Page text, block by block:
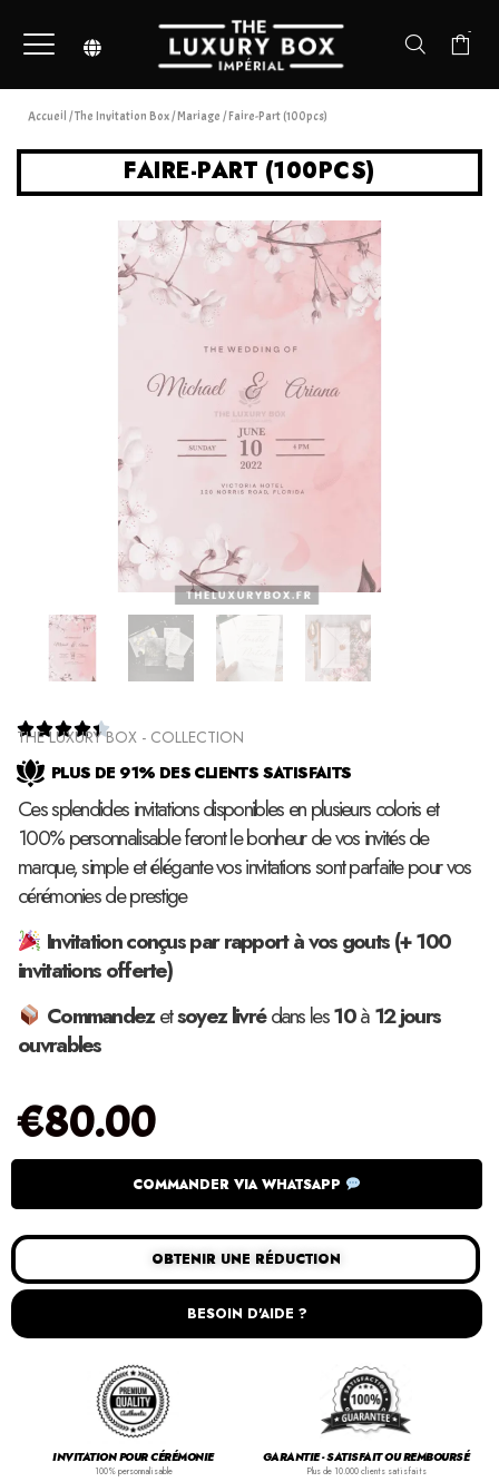
-
Accueil /The Invitation Box/Mariage / Faire-Part (100pcs)
FAIRE-PART (100PCS)

THE LUXURY BOX - COLLECTION
PLUS DE 91% DES CLIENTS SATISFAITS
Ces splendides invitations disponibles en plusieurs coloris et
100% personnalisable feront le bonheur de vos invités de
marque, simple et élégante vos invitations sont parfaite pour vos
cérémonies de prestige
Invitation conçus par rapport à vos gouts (+ 100
invitations offerte)
Commandezetsoyez livrédans les10à12jours
ouvrables
€80.00
COMMANDER VIA WHATSAPP
OBTENIR UNE RÉDUCTION
BESOIN D'AIDE ?
INVITATION POUR CÉRÉMONIE
100% personnalisable
GARANTIE - SATISFAIT OU REMBOURSÉ
Plus de 10.000 clients satisfaits